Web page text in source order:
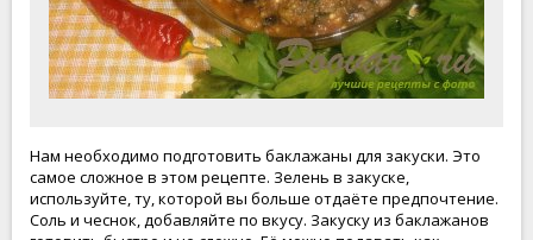
Нам необходимо подготовить баклажаны для закуски. Это
самое сложное в этом рецепте. Зелень в закуске,
используйте, ту, которой вы больше отдаёте предпочтение.
Соль и чеснок, добавляйте по вкусу. Закуску из баклажанов